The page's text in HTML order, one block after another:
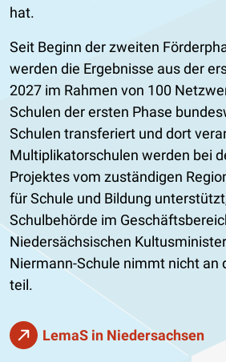
hat.
Seit Beginn der zweiten
werden die Ergebnisse aus der
2027 im Rahmen von 100
Schulen der ersten Phase
Schulen transferiert und dort
Multiplikatorschulen werden bei
Projektes vom zuständigen
für Schule und Bildung
Schulbehörde im
Niedersächsischen
Niermann-Schule nimmt nicht an
teil.
LemaS in Niedersachsen